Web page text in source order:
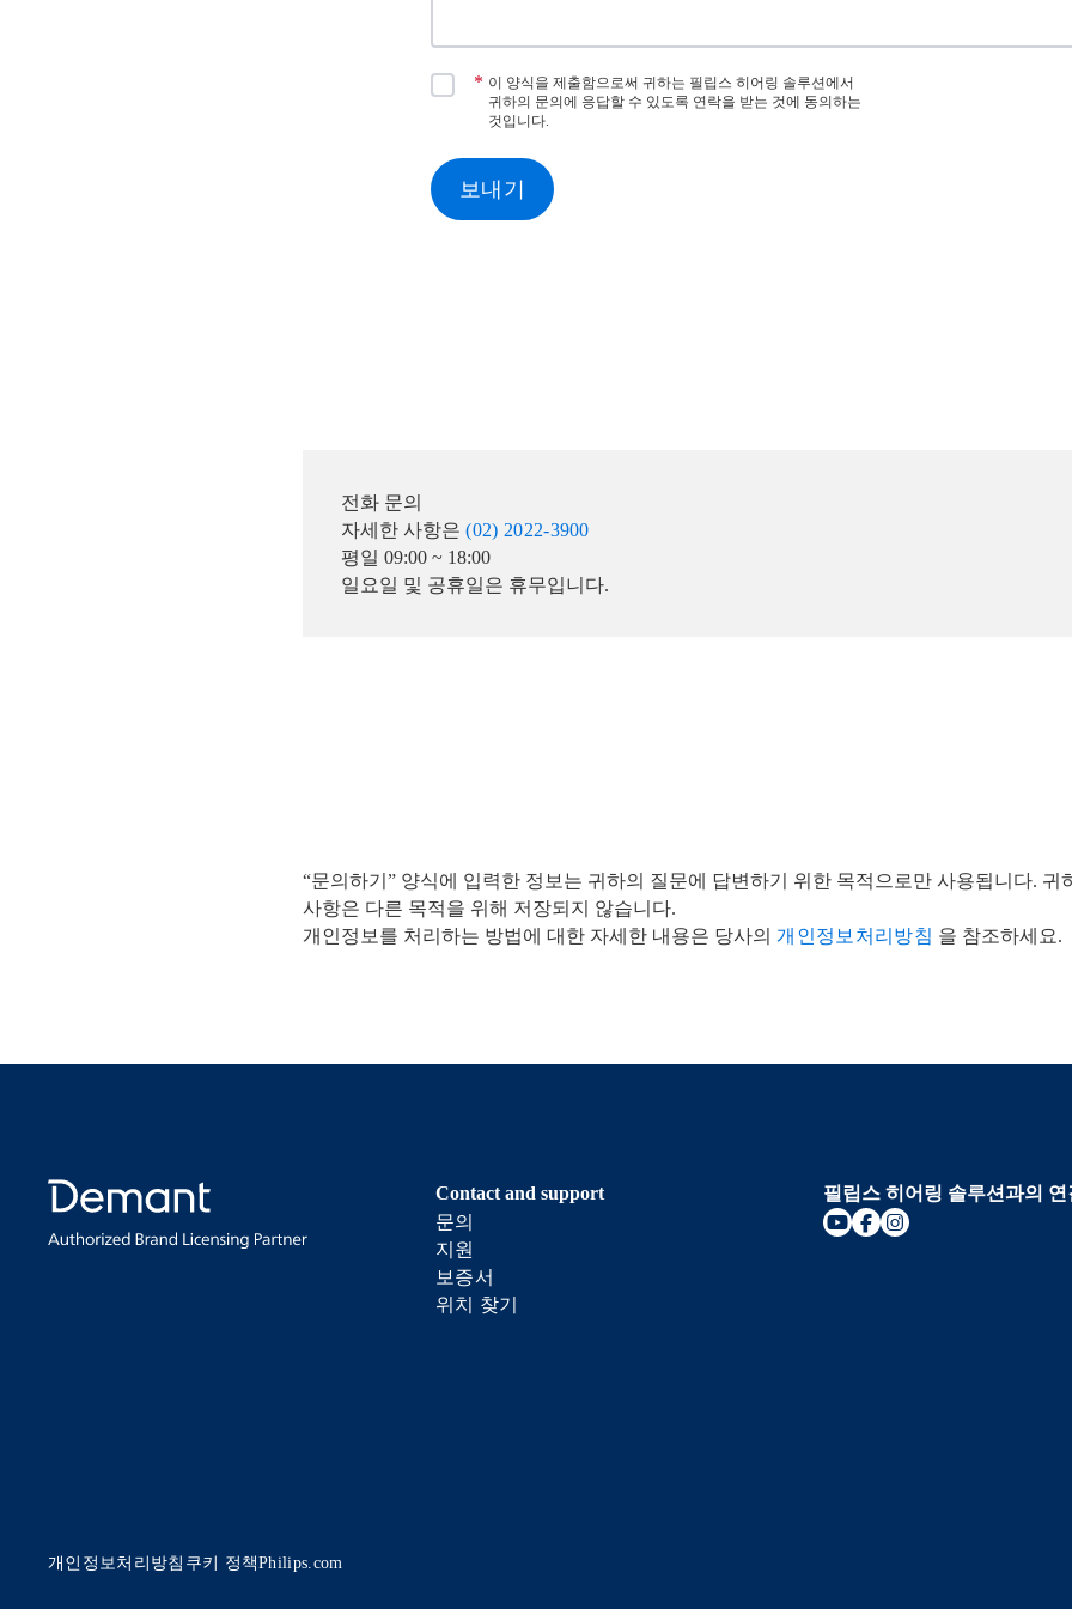
이 양식을 제출함으로써 귀하는 필립스 히어링 솔루션에서
귀하의 문의에 응답할 수 있도록 연락을 받는 것에 동의하는
것입니다.
*
보내기
전화 문의
자세한 사항은(02) 2022-3900
평일 09:00 ~ 18:00
일요일 및 공휴일은 휴무입니다.
“문의하기” 양식에 입력한 정보는 귀하의 질문에 답변하기 위한 목적으로만 사용됩니다. 귀
사항은 다른 목적을 위해 저장되지 않습니다.
개인정보를 처리하는 방법에 대한 자세한 내용은 당사의개인정보처리방침 을 참조하세요.
Contact and support
문의
지원
보증서
위치 찾기
필립스 히어링 솔루션과의 연
개인정보처리방침 쿠키 정책Philips.com